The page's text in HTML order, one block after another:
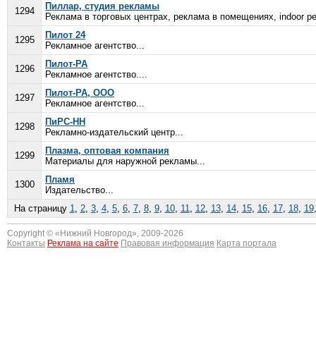
1294
Пиллар, студия рекламы
Реклама в торговых центрах, реклама в помещениях, indoor
1295
Пилот 24
Рекламное агентство...
1296
Пилот-РА
Рекламное агентство....
1297
Пилот-РА, ООО
Рекламное агентство...
1298
ПиРС-НН
Рекламно-издательский центр...
1299
Плазма, оптовая компания
Материалы для наружной рекламы...
1300
Пламя
Издательство...
На страницу 1, 2, 3, 4, 5, 6, 7, 8, 9, 10, 11, 12, 13, 14, 15, 16, 17, 18, 19
Copyright © « Нижний Новгород», 2009-2026
Контакты Реклама на сайте Правовая информация Карта портала